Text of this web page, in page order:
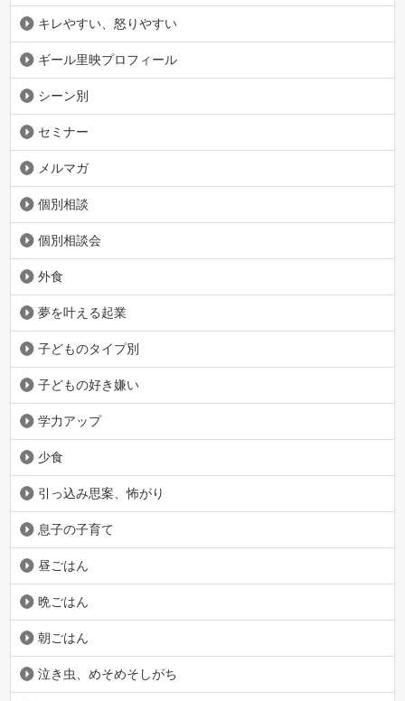
キレやすい、怒りやすい
ギール里映プロフィール
シーン別
セミナー
メルマガ
個別相談
個別相談会
外食
夢を叶える起業
子どものタイプ別
子どもの好き嫌い
学力アップ
少食
引っ込み思案、怖がり
息子の子育て
昼ごはん
晩ごはん
朝ごはん
泣き虫、めそめそしがち